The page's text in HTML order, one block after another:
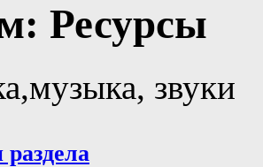
Ресурсы
звуки